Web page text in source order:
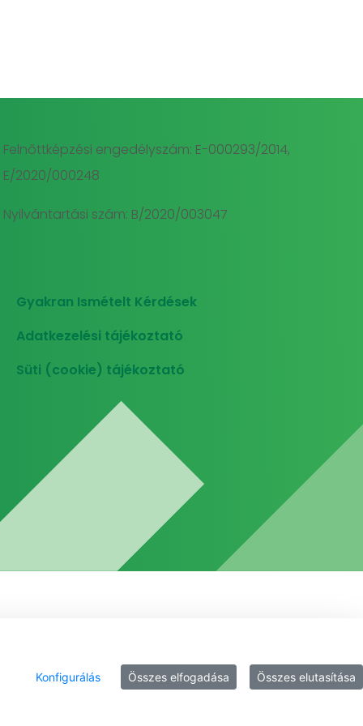
Felnőttképzési engedélyszám: E-000293/2014,
E/2020/000248
Nyilvántartási szám: B/2020/003047
Gyakran Ismételt Kérdések
Adatkezelési tájékoztató
Süti (cookie) tájékoztató
Konfigurálás Összes elfogadása Összes elutasítása